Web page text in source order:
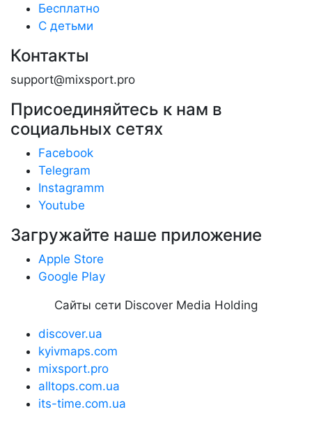
Бесплатно
С детьми
Контакты
support@mixsport.pro
Присоединяйтесь к нам в
социальных сетях
Facebook
Telegram
Instagramm
Youtube
Загружайте наше приложение
Apple Store
Google Play
Сайты сети Discover Media Holding
discover.ua
kyivmaps.com
mixsport.pro
alltops.com.ua
its-time.com.ua